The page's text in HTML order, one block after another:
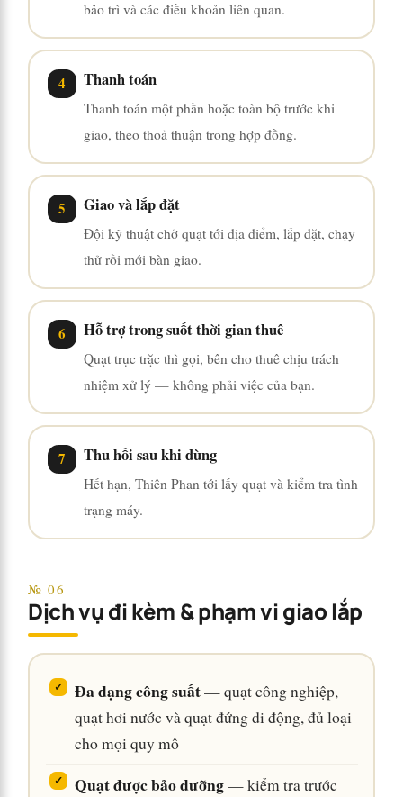
bảo trì và các điều khoản liên quan.
Thanh toán
Thanh toán một phần hoặc toàn bộ trước khi
giao, theo thoả thuận trong hợp đồng.
Giao và lắp đặt
Đội kỹ thuật chở quạt tới địa điểm, lắp đặt, chạy
thử rồi mới bàn giao.
Hỗ trợ trong suốt thời gian thuê
Quạt trục trặc thì gọi, bên cho thuê chịu trách
nhiệm xử lý — không phải việc của bạn.
Thu hồi sau khi dùng
Hết hạn, Thiên Phan tới lấy quạt và kiểm tra tình
trạng máy.
№ 06
Dịch vụ đi kèm & phạm vi giao lắp
Đa dạng công suất— quạt công nghiệp,
quạt hơi nước và quạt đứng di động, đủ loại
cho mọi quy mô
Quạt được bảo dưỡng— kiểm tra trước